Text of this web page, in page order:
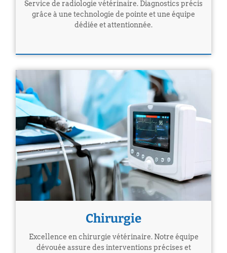
Service de radiologie vétérinaire. Diagnostics précis
grâce à une technologie de pointe et une équipe
dédiée et attentionnée.
Chirurgie
Excellence en chirurgie vétérinaire. Notre équipe
dévouée assure des interventions précises et